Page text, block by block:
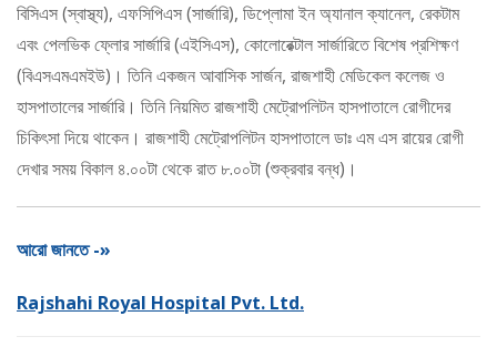
বিসিএস (স্বাস্থ্য), এফসিপিএস (সার্জারি), ডিপ্লোমা ইন অ্যানাল ক্যানেল, রেকটাম
এবং পেলভিক ফ্লোর সার্জারি (এইসিএস), কোলোরেক্টাল সার্জারিতে বিশেষ প্রশিক্ষণ
(বিএসএমএমইউ)। তিনি একজন আবাসিক সার্জন, রাজশাহী মেডিকেল কলেজ ও
হাসপাতালের সার্জারি। তিনি নিয়মিত রাজশাহী মেট্রোপলিটন হাসপাতালে রোগীদের
চিকিৎসা দিয়ে থাকেন। রাজশাহী মেট্রোপলিটন হাসপাতালে ডাঃ এম এস রায়ের রোগী
দেখার সময় বিকাল ৪.০০টা থেকে রাত ৮.০০টা (শুক্রবার বন্ধ)।
আরো জানতে -»
Rajshahi Royal Hospital Pvt. Ltd.